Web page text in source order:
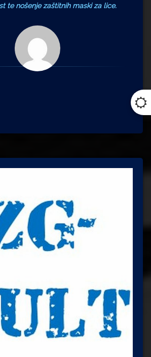
te nošenje zaštitnih maski za lice.